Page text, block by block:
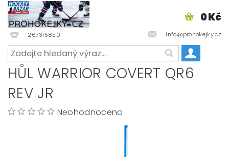
267315850 info@prohokejky.cz
0 Kč
HŮL WARRIOR COVERT QR6
REV JR
Neohodnoceno